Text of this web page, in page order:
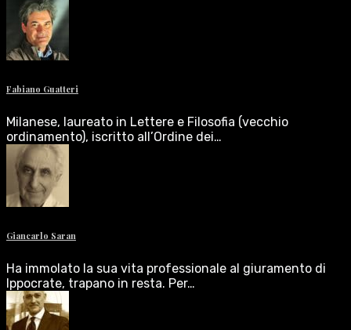
Fabiano Guatteri
Milanese, laureato in Lettere e Filosofia (vecchio
ordinamento), iscritto all’Ordine dei…
Giancarlo Saran
Ha immolato la sua vita professionale al giuramento di
Ippocrate, trapano in resta. Per…